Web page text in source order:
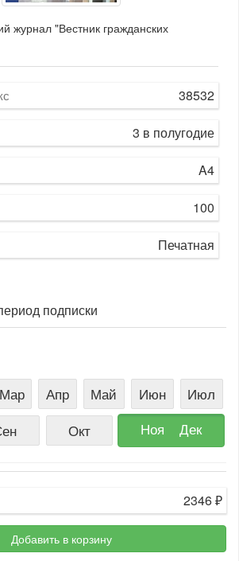
журнал "Вестник гражданских
38532
3 в полугодие
A4
100
Печатная
подписки
Мар Апр Май Июн
Июл
Окт Ноя Дек
2346₽
Добавить в корзину